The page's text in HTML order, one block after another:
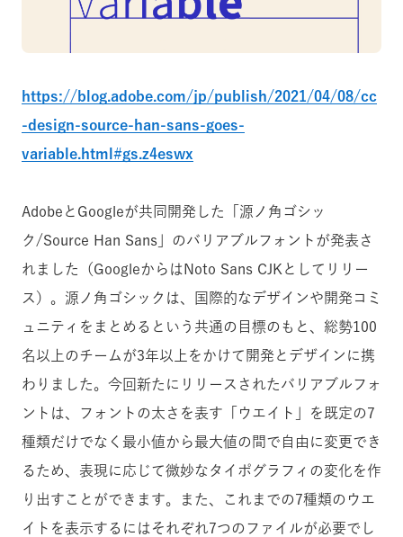
https://blog.adobe.com/jp/publish/2021/04/08/cc
-design-source-han-sans-goes-
variable.html#gs.z4eswx
AdobeとGoogleが共同開発した「源ノ角ゴシッ
ク/Source Han Sans」のバリアブルフォントが発表さ
れました（GoogleからはNoto Sans CJKとしてリリー
ス）。源ノ角ゴシックは、国際的なデザインや開発コミ
ュニティをまとめるという共通の目標のもと、総勢100
名以上のチームが3年以上をかけて開発とデザインに携
わりました。今回新たにリリースされたバリアブルフォ
ントは、フォントの太さを表す「ウエイト」を既定の7
種類だけでなく最小値から最大値の間で自由に変更でき
るため、表現に応じて微妙なタイポグラフィの変化を作
り出すことができます。また、これまでの7種類のウエ
イトを表示するにはそれぞれ7つのファイルが必要でし